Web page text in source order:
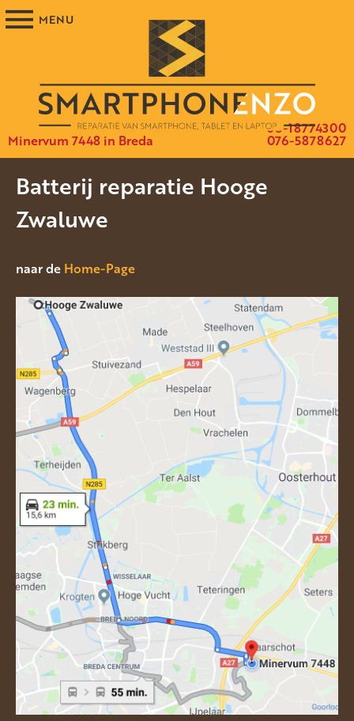
Minervum 7448 in Breda 076-5878627
06-18774300
Batterij reparatie Hooge
Zwaluwe
naar de Home-Page